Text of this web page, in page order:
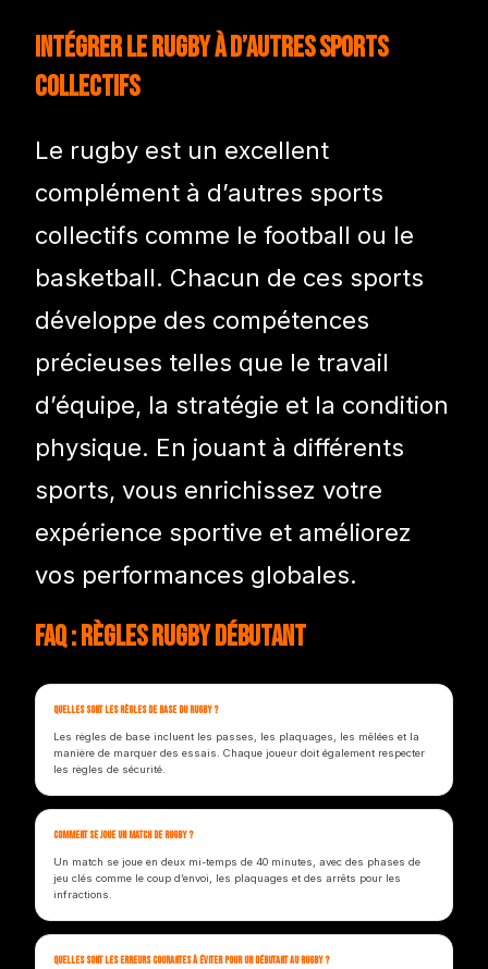
Intégrer le rugby à d’autres sports
collectifs
Le rugby est un excellent
complément à d’autres sports
collectifs comme le football ou le
basketball. Chacun de ces sports
développe des compétences
précieuses telles que le travail
d’équipe, la stratégie et la condition
physique. En jouant à différents
sports, vous enrichissez votre
expérience sportive et améliorez
vos performances globales.
FAQ : Règles rugby débutant
Quelles sont les règles de base du rugby ?
Les règles de base incluent les passes, les plaquages, les mêlées et la
manière de marquer des essais. Chaque joueur doit également respecter
les règles de sécurité.
Comment se joue un match de rugby ?
Un match se joue en deux mi-temps de 40 minutes, avec des phases de
jeu clés comme le coup d’envoi, les plaquages et des arrêts pour les
infractions.
Quelles sont les erreurs courantes à éviter pour un débutant au rugby ?